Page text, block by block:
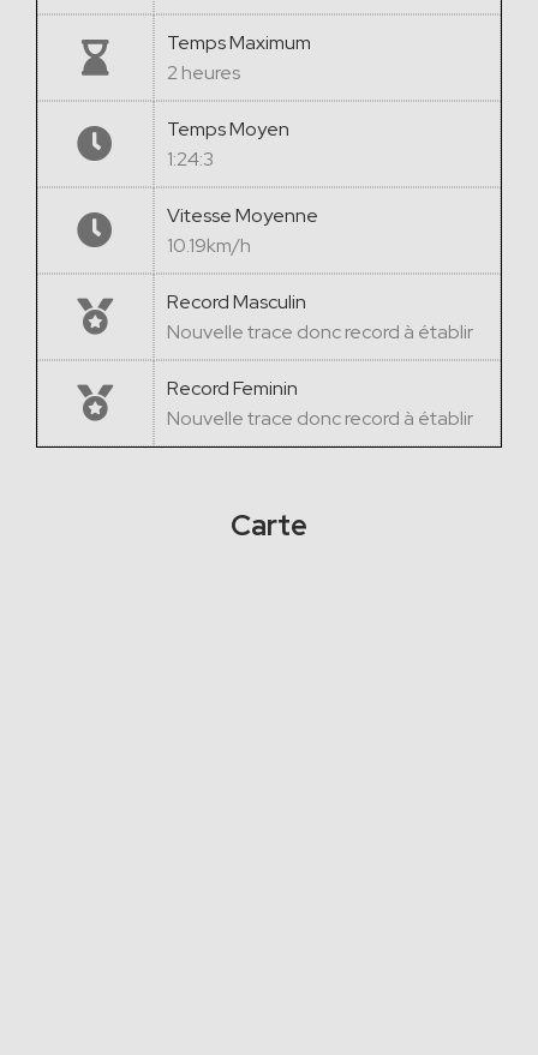
Temps Maximum
2 heures
Temps Moyen
1:24:3
Vitesse Moyenne
10.19km/h
Record Masculin
Nouvelle trace donc record à établir
Record Feminin
Nouvelle trace donc record à établir
Carte